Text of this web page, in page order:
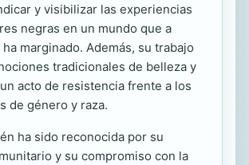
y visibilizar las experiencias
negras en un mundo que a
marginado. Además, su trabajo
tradicionales de belleza y
acto de resistencia frente a los
de género y raza.
ha sido reconocida por su
y su compromiso con la